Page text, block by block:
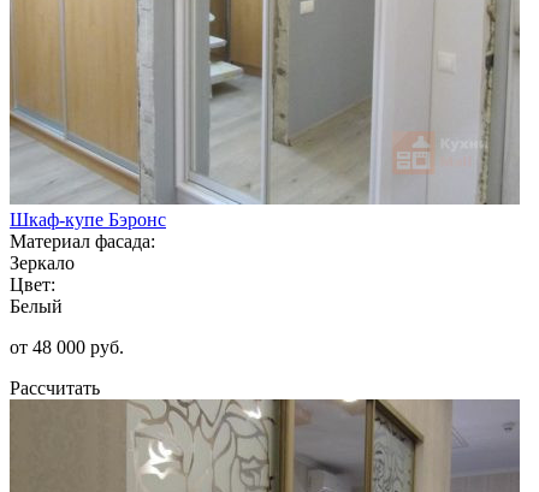
Шкаф-купе Бэронс
Материал фасада:
Зеркало
Цвет:
Белый
от 48 000 руб.
Рассчитать